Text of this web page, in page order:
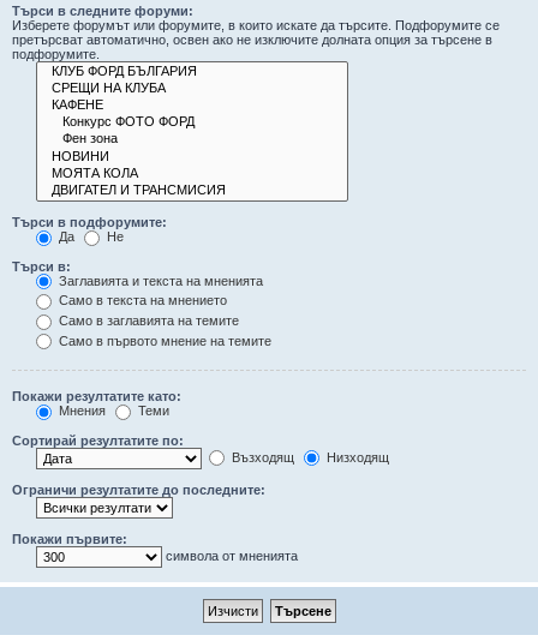
Търси в следните форуми:
Изберете форумът или форумите, в които искате да търсите. Подфорумите се
претърсват автоматично, освен ако не изключите долната опция за търсене в
подфорумите.
Търси в подфорумите:
Да
Не
Търси в:
Заглавията и текста на мненията
Само в текста на мнението
Само в заглавията на темите
Само в първото мнение на темите
Покажи резултатите като:
Мнения
Теми
Сортирай резултатите по:
Възходящ
Низходящ
Ограничи резултатите до последните:
Покажи първите:
символа от мненията